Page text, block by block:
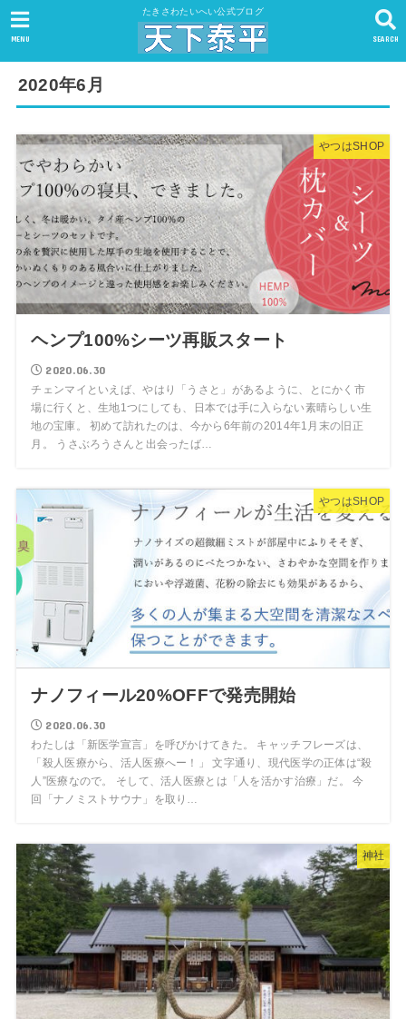
たきさわたいへい公式ブログ
SEARCH
MENU
2020年6月
やつはSHOP
ヘンプ100%シーツ再販スタート
2020.06.30
チェンマイといえば、やはり「うさと」があるように、とにかく市
場に行くと、生地1つにしても、日本では手に入らない素晴らしい生
地の宝庫。 初めて訪れたのは、今から6年前の2014年1月末の旧正
月。 うさぶろうさんと出会ったば…
やつはSHOP
ナノフィール20%OFFで発売開始
2020.06.30
わたしは「新医学宣言」を呼びかけてきた。 キャッチフレーズは、
「殺人医療から、活人医療へー！」 文字通り、現代医学の正体は“殺
人”医療なので。 そして、活人医療とは「人を活かす治療」だ。 今
回「ナノミストサウナ」を取り…
神社